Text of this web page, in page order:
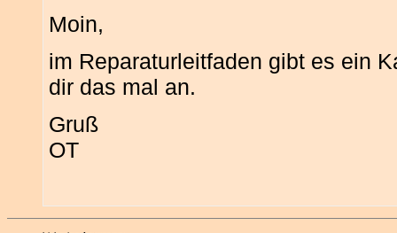
Moin,
im Reparaturleitfaden gibt es ein
dir das mal an.
Gruß
OT